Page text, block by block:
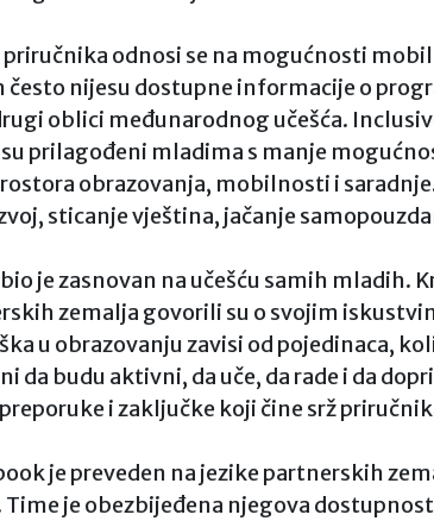
priručnika odnosi se na mogućnosti
nijesu dostupne informacije o
oblici međunarodnog učešća.
prilagođeni mladima s manje
obrazovanja, mobilnosti i
sticanje vještina, jačanje
je zasnovan na učešću samih
zemalja govorili su o svojim
u obrazovanju zavisi od pojedinaca,
da budu aktivni, da uče, da rade i da
i zaključke koji čine srž
je preveden na jezike partnerskih
Time je obezbijeđena njegova